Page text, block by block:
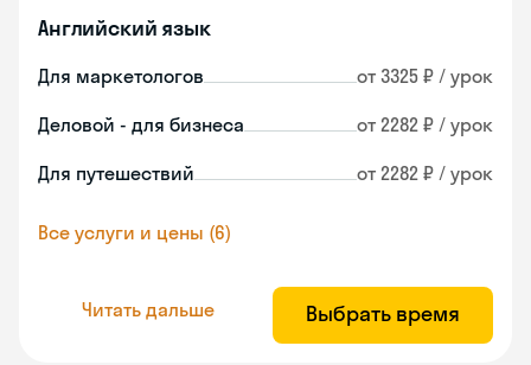
Английский язык
Для маркетологов от 3325 ₽ / урок
Деловой - для бизнеса от 2282 ₽ / урок
Для путешествий от 2282 ₽ / урок
Все услуги и цены (6)
Читать дальше Выбрать время